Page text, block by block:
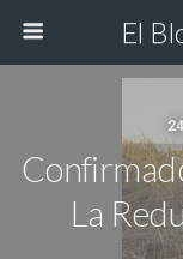
El
La